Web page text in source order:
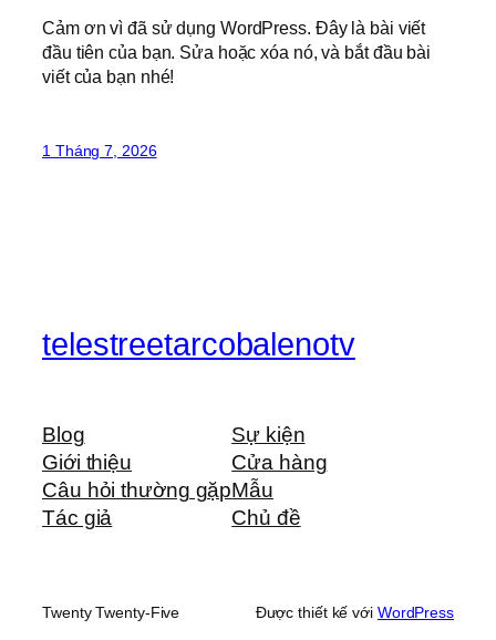
Cảm ơn vì đã sử dụng WordPress. Đây là bài viết
đầu tiên của bạn. Sửa hoặc xóa nó, và bắt đầu bài
viết của bạn nhé!
1 Tháng 7, 2026
telestreetarcobalenotv
Blog
Giới thiệu
Câu hỏi thường gặp
Tác giả
Sự kiện
Cửa hàng
Mẫu
Chủ đề
Twenty Twenty-Five Được thiết kế với WordPress